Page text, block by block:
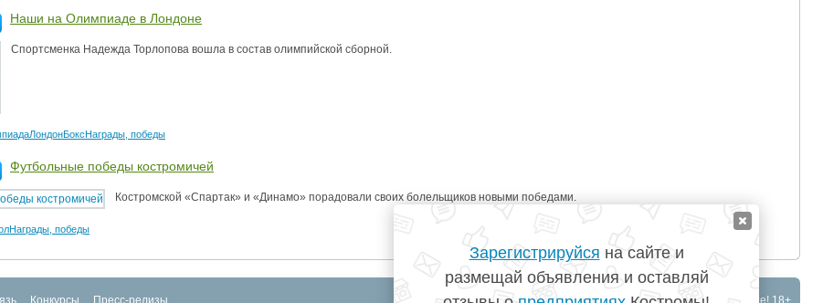
Наши на Олимпиаде в Лондоне
Спортсменка Надежда Торлопова вошла в состав олимпийской сборной.
ЛондонБоксНаграды, победы
Футбольные победы костромичей
Костромской «Спартак» и «Динамо» порадовали своих болельщиков новыми победами.
Награды, победы
©TopKostroma.ru- Кострома на одном сайте! 18+
Конкурсы Пресс-релизы
Зарегистрируйся на сайте и
размещай объявления и оставляй